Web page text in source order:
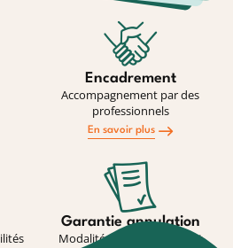
Encadrement
Accompagnement par des
professionnels
En savoir plus
Garantie annulation
Modalité de souscription et